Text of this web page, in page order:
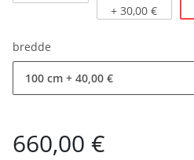
Lys eg, olieret
+ 30,00 €
bredde
100 cm + 40,00 €
660,00 €